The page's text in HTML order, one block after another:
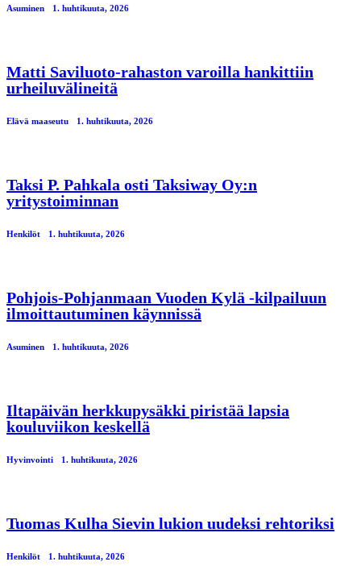
Asuminen 1. huhtikuuta, 2026
Matti Saviluoto-rahaston varoilla hankittiin
urheiluvälineitä
Elävä maaseutu 1. huhtikuuta, 2026
Taksi P. Pahkala osti Taksiway Oy:n
yritystoiminnan
Henkilöt 1. huhtikuuta, 2026
Pohjois-Pohjanmaan Vuoden Kylä -kilpailuun
ilmoittautuminen käynnissä
Asuminen 1. huhtikuuta, 2026
Iltapäivän herkkupysäkki piristää lapsia
kouluviikon keskellä
Hyvinvointi 1. huhtikuuta, 2026
Tuomas Kulha Sievin lukion uudeksi rehtoriksi
Henkilöt 1. huhtikuuta, 2026